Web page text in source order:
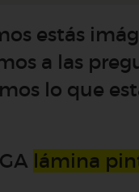
estás
a las
lo que
lámina